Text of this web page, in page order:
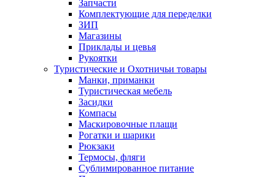
Запчасти
Комплектующие для переделки
ЗИП
Магазины
Приклады и цевья
Рукоятки
Туристические и Охотничьи товары
Манки, приманки
Туристическая мебель
Засидки
Компасы
Маскировочные плащи
Рогатки и шарики
Рюкзаки
Термосы, фляги
Сублимированное питание